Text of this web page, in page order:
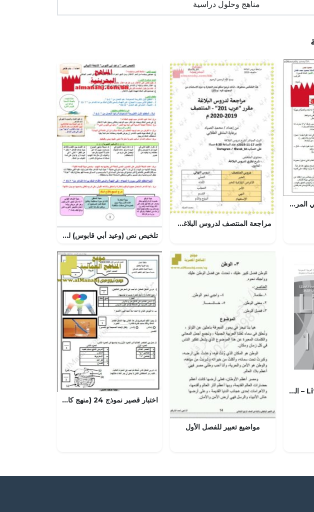
مناهج وحلول دراسية
ملخص شرح قصة شرطي المرور (عرب 222) (لغة عربية) الثالث الثانوي
مراجعة المنتصف لدروس البلاغة مقرر عرب 201
تلخيص نص (وعيد أبي قابوس) للنابغة الذبياني مقرر عرب 201
Lift Off 1 Work Book – المنهاج السعودي
مواضيع تعبير للفصل الأول
اختبار قصير نموذج 24 (منهج كامبردج) – واجب منزلي 2 مع الحل (علوم) الثامن